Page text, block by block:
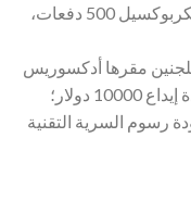
(1) بلغ إنتاج التوليف سوبيربلاستيسيزير الكربوكسيل 500 دفعات،
مقرها أدكسوريس
رسوم السرية التقنية